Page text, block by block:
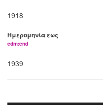
1918
Ημερομηνία εως
edm:end
1939